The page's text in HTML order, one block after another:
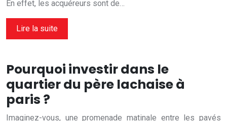
En effet, les acquéreurs sont de…
Lire la suite
Pourquoi investir dans le
quartier du père lachaise à
paris ?
Imaginez-vous, une promenade matinale entre les pavés